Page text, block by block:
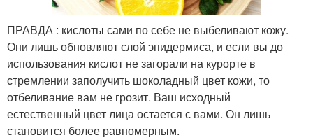
ПРАВДА : кислоты сами по себе не выбеливают кожу.
Они лишь обновляют слой эпидермиса, и если вы до
использования кислот не загорали на курорте в
стремлении заполучить шоколадный цвет кожи, то
отбеливание вам не грозит. Ваш исходный
естественный цвет лица остается с вами. Он лишь
становится более равномерным.